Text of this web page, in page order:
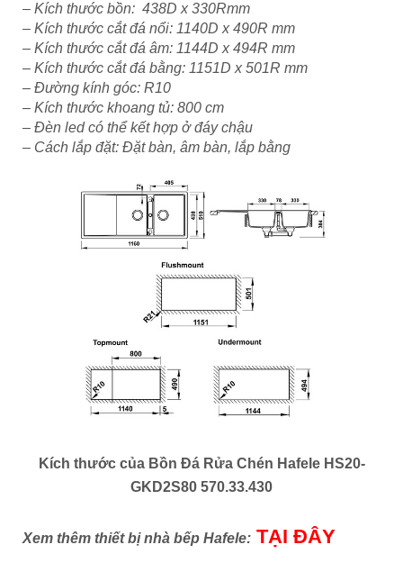
– Kích thước bồn: 438D x 330Rmm
– Kích thước cắt đá nổi: 1140D x 490R mm
– Kích thước cắt đá âm: 1144D x 494R mm
– Kích thước cắt đá bằng: 1151D x 501R mm
– Đường kính góc: R10
– Kích thước khoang tủ: 800 cm
– Đèn led có thể kết hợp ở đáy chậu
– Cách lắp đặt: Đặt bàn, âm bàn, lắp bằng
Kích thước của Bồn Đá Rửa Chén Hafele HS20-
GKD2S80 570.33.430
Xem thêm thiết bị nhà bếp Hafele: TẠI ĐÂY